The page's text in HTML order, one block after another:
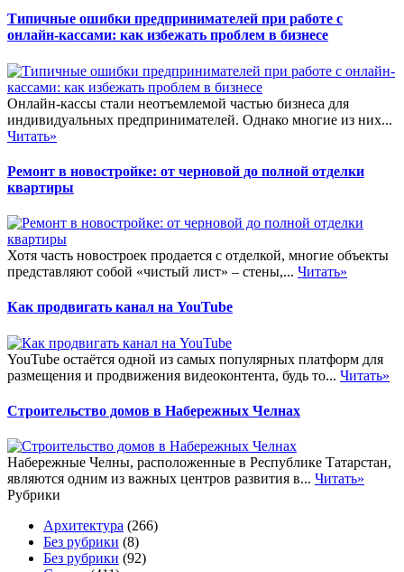
Типичные ошибки предпринимателей при работе с
онлайн-кассами: как избежать проблем в бизнесе
Онлайн-кассы стали неотъемлемой частью бизнеса для
индивидуальных предпринимателей. Однако многие из них...
Читать»
Ремонт в новостройке: от черновой до полной отделки
квартиры
Хотя часть новостроек продается с отделкой, многие объекты
представляют собой «чистый лист» – стены,... Читать»
Как продвигать канал на YouTube
YouTube остаётся одной из самых популярных платформ для
размещения и продвижения видеоконтента, будь то... Читать»
Строительство домов в Набережных Челнах
Набережные Челны, расположенные в Республике Татарстан,
являются одним из важных центров развития в... Читать»
Рубрики
Архитектура (266)
Без рубрики (8)
Без рубрики (92)